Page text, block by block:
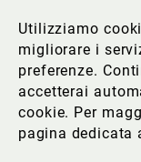
Utilizziamo
migliorare i
preferenze.
accetterai
cookie. Per
pagina dedicata